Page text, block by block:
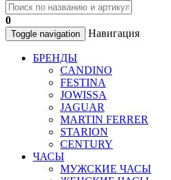
0
Toggle navigation Навигация
БРЕНДЫ
CANDINO
FESTINA
JOWISSA
JAGUAR
MARTIN FERRER
STARION
CENTURY
ЧАСЫ
МУЖСКИЕ ЧАСЫ